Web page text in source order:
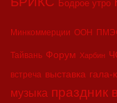
Бодрое утро
Минкоммерции ООН
Тайвань Форум Харбин
встреча выставка гала-
музыка праздник